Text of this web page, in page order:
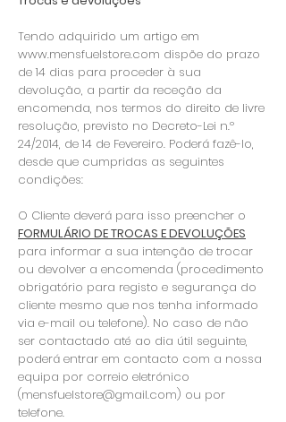
Tendo adquirido um artigo em
www.mensfuelstore.com dispõe do prazo
de 14 dias para proceder à sua
devolução, a partir da receção da
encomenda, nos termos do direito de livre
resolução, previsto no Decreto-Lei n.º
24/2014, de 14 de Fevereiro. Poderá fazê-lo,
desde que cumpridas as seguintes
condições:
O Cliente deverá para isso preencher o
FORMULÁRIO DE TROCAS E DEVOLUÇÕES
para informar a sua intenção de trocar
ou devolver a encomenda (procedimento
obrigatório para registo e segurança do
cliente mesmo que nos tenha informado
via e-mail ou telefone). No caso de não
ser contactado até ao dia útil seguinte,
poderá entrar em contacto com a nossa
equipa por correio eletrónico
(mensfuelstore@gmail.com) ou por
telefone.